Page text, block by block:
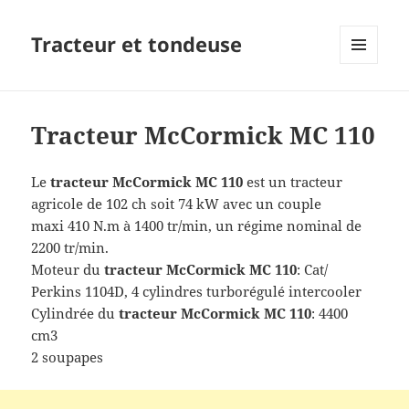
Tracteur et tondeuse
Tracteur McCormick MC 110
Letracteur McCormick MC 110est un tracteur
agricole de 102 ch soit 74 kW avec un couple
maxi 410 N.m à 1400 tr/min, un régime nominal de
2200 tr/min.
Moteur dutracteur McCormick MC 110: Cat/
Perkins 1104D, 4 cylindres turborégulé intercooler
Cylindrée dutracteur McCormick MC 110: 4400
cm3
2 soupapes